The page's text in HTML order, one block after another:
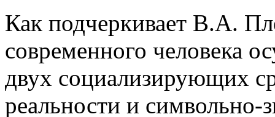
Как подчеркивает В.А.
современного человека
двух социализирующих
реальности и символьно-